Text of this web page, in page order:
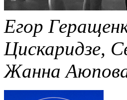
Егор
Цискаридзе,
Жанна